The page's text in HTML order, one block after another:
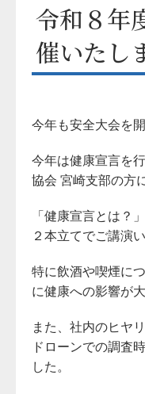
令和８年
催いたし
今年も安全大会を
今年は健康宣言を
協会 宮崎支部の方
「健康宣言とは？
２本立てでご講演
特に飲酒や喫煙に
に健康への影響が
また、社内のヒヤ
ドローンでの調査
した。